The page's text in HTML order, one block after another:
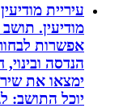
עיריית מודיעין
מודיעין. תושב
אפשרות לבחור את
הנדסה ובינוי,
ימצאו את שירותי
יוכל התושב: לגשת